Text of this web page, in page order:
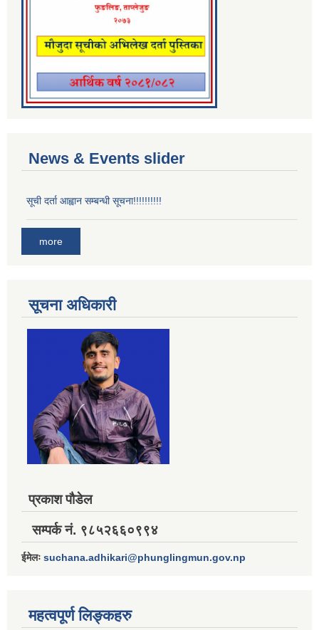
News & Events slider
सूची दर्ता आह्वान सम्बन्धी सूचना!!!!!!!!!!
more
सूचना अधिकारी
प्रकाश पौडेल
सम्पर्क नं. ९८५२६६०९९४
ईमेलः suchana.adhikari@phunglingmun.gov.np
महत्वपूर्ण लिङ्कहरु